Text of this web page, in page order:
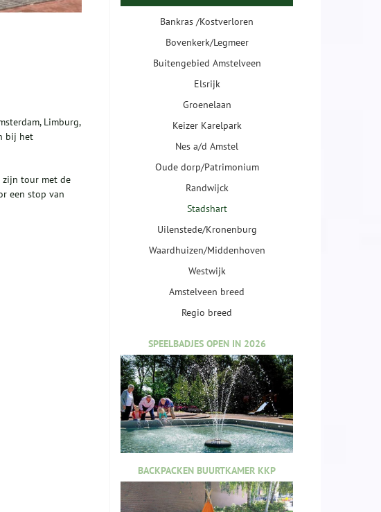
Limburg,
bij het
zijn tour met de
een stop van
Bankras /Kostverloren
Bovenkerk/Legmeer
Buitengebied Amstelveen
Elsrijk
Groenelaan
Keizer Karelpark
Nes a/d Amstel
Oude dorp/Patrimonium
Randwijck
Stadshart
Uilenstede/Kronenburg
Waardhuizen/Middenhoven
Westwijk
Amstelveen breed
Regio breed
SPEELBADJES OPEN IN 2026
BACKPACKEN BUURTKAMER KKP